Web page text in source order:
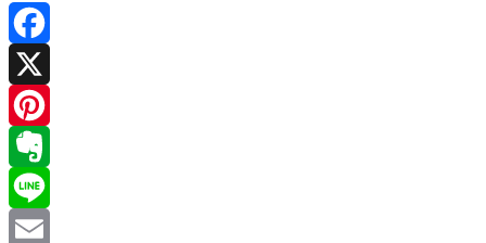
Facebook
X
Pinterest
Evernote
Line